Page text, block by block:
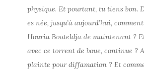
physique. Et pourtant, tu tiens bon.
es née, jusqu’à aujourd’hui,
Houria Bouteldja de maintenant ?
avec ce torrent de boue, continue ?
plainte pour diffamation ? Et